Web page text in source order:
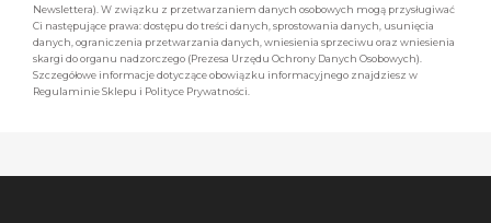
Newslettera). W związku z przetwarzaniem danych osobowych mogą przysługiwać
Ci następujące prawa: dostępu do treści danych, sprostowania danych, usunięcia
danych, ograniczenia przetwarzania danych, wniesienia sprzeciwu oraz wniesienia
skargi do organu nadzorczego (Prezesa Urzędu Ochrony Danych Osobowych).
Szczegółowe informacje dotyczące obowiązku informacyjnego znajdziesz w
Regulaminie Sklepu i Polityce Prywatności.